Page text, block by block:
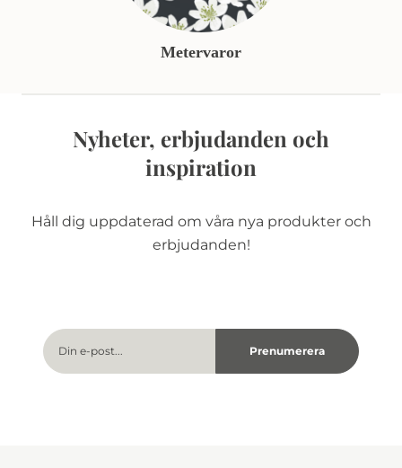
Metervaror
Nyheter, erbjudanden och
inspiration
Håll dig uppdaterad om våra nya produkter och
erbjudanden!